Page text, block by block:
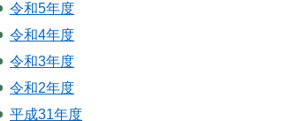
令和5年度
令和4年度
令和3年度
令和2年度
平成31年度